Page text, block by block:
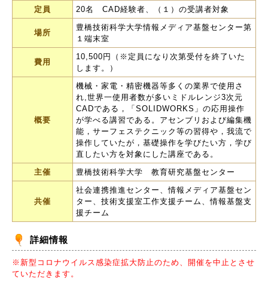
定員
20名 CAD経験者、（１）の受講者対象
場所
豊橋技術科学大学情報メディア基盤センター第
１端末室
費用
10,500円（※定員になり次第受付を終了いた
します。）
概要
機械・家電・精密機器等多くの業界で使用さ
れ,世界一使用者数が多いミドルレンジ3次元
CADである，「SOLIDWORKS」の応用操作
が学べる講習である。アセンブリおよび編集機
能，サーフェステクニック等の習得や，我流で
操作していたが，基礎操作を学びたい方，学び
直したい方を対象にした講座である。
主催
豊橋技術科学大学 教育研究基盤センター
共催
社会連携推進センター、情報メディア基盤セン
ター、技術支援室工作支援チーム、情報基盤支
援チーム
詳細情報
※新型コロナウイルス感染症拡大防止のため、開催を中止とさせ
ていただきます。